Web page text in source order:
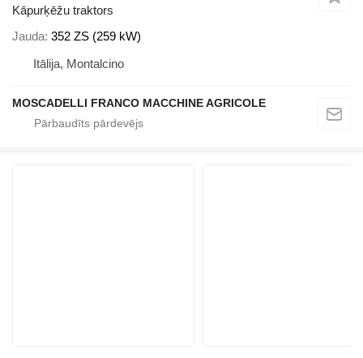
Kāpurķēžu traktors
Jauda 352 ZS (259 kW)
Itālija, Montalcino
MOSCADELLI FRANCO MACCHINE AGRICOLE